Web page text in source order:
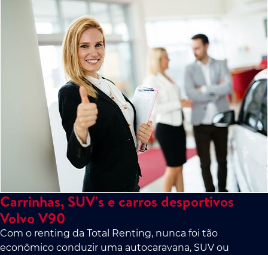
Carrinhas, SUV's e carros desportivos
Volvo V90
Com o renting da Total Renting, nunca foi tão
econômico conduzir uma autocaravana, SUV ou